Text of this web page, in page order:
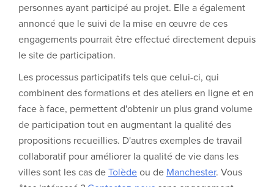
personnes ayant participé au projet. Elle a également
annoncé que le suivi de la mise en œuvre de ces
engagements pourrait être effectué directement depuis
le site de participation.
Les processus participatifs tels que celui-ci, qui
combinent des formations et des ateliers en ligne et en
face à face, permettent d'obtenir un plus grand volume
de participation tout en augmentant la qualité des
propositions recueillies. D'autres exemples de travail
collaboratif pour améliorer la qualité de vie dans les
villes sont les cas deTolèdeou de Manchester. Vous